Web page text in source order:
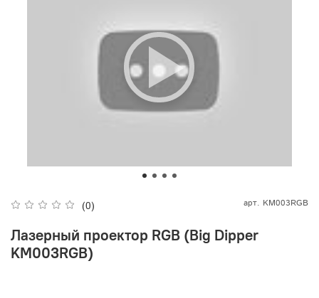
(0) арт. KM003RGB
Лазерный проектор RGB (Big Dipper
KM003RGB)